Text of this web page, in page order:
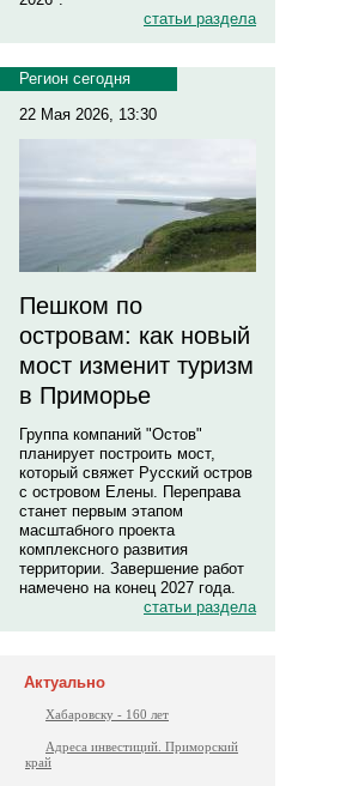
статьи раздела
Регион сегодня
22 Мая 2026, 13:30
Пешком по
островам: как новый
мост изменит туризм
в Приморье
Группа компаний "Остов"
планирует построить мост,
который свяжет Русский остров
с островом Елены. Переправа
станет первым этапом
масштабного проекта
комплексного развития
территории. Завершение работ
намечено на конец 2027 года.
статьи раздела
Актуально
Хабаровску - 160 лет
Адреса инвестиций. Приморский
край